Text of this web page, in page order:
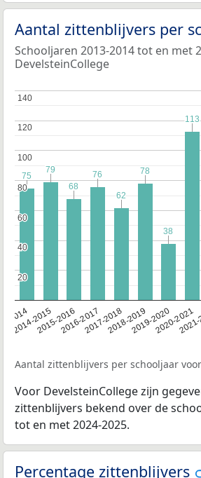
Aantal zittenblijvers per
Schooljaren 2013-2014 tot en met
DevelsteinCollege
2014
2014-20152015-20162016-20172017-20182018-20192019-20202020-2021
20
20
40
40
60
60
80
80
100
100
120
120
140
140
75
75
79
79
68
68
76
76
62
62
78
78
38
38
113
113
Aantal zittenblijvers per schooljaar
Voor DevelsteinCollege zijn
zittenblijvers bekend over de
tot en met 2024-2025.
Percentage zittenblijvers